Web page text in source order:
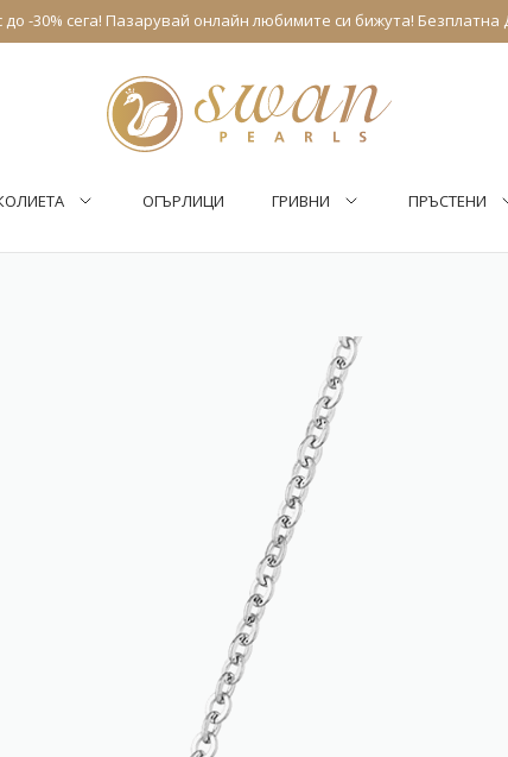
-30% сега! Пазарувай онлайн любимите си бижута! Безплатна
ОГЪРЛИЦИ ГРИВНИ ПРЪСТЕНИ